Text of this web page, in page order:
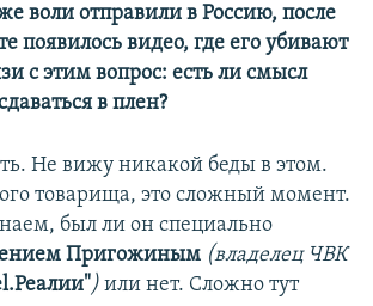
воли отправили в Россию, после
появилось видео, где его убивают
с этим вопрос: есть ли смысл
в плен?
Не вижу никакой беды в этом.
товарища, это сложный момент.
был ли он специально
Пригожиным (владелец ЧВК
) или нет. Сложно тут